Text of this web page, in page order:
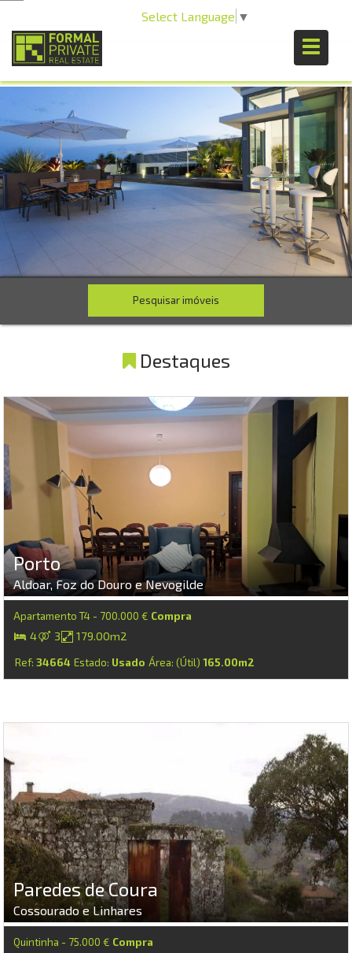
Select Language ▼
Pesquisar imóveis
Destaques
Porto
Aldoar, Foz do Douro e Nevogilde
Apartamento T4 - 700.000 € Compra
4 3 179.00m2
Ref: 34664 Estado: Usado Área: (Útil) 165.00m2
Paredes de Coura
Cossourado e Linhares
Quintinha - 75.000 € Compra